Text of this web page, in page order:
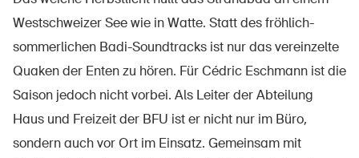
Sicherheitsdelegierte & Gemeinden
Westschweizer See wie in Watte. Statt des fröhlich-
sommerlichen Badi-Soundtracks ist nur das vereinzelte
Quaken der Enten zu hören. Für Cédric Eschmann ist die
Saison jedoch nicht vorbei. Als Leiter der Abteilung
Haus und Freizeit der BFU ist er nicht nur im Büro,
sondern auch vor Ort im Einsatz. Gemeinsam mit